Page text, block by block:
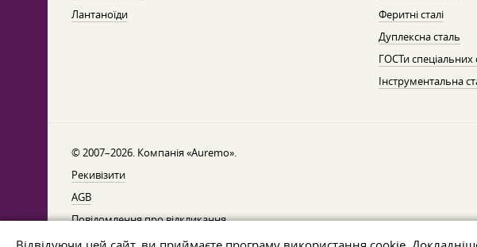
Лантаноїди
Феритні сталі
Дуплексна сталь
ГОСТи спеціальних
Інструментальна
© 2007–2026. Компанія «Auremo».
Рекивізити
AGB
Повідомлення про відкликання
Захист даних